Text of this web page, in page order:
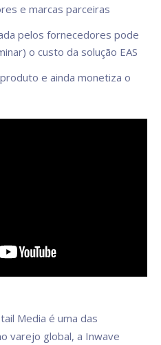
e marcas parceiras
pelos fornecedores pode
o custo da solução EAS
e ainda monetiza o
Media é uma das
varejo global, a Inwave